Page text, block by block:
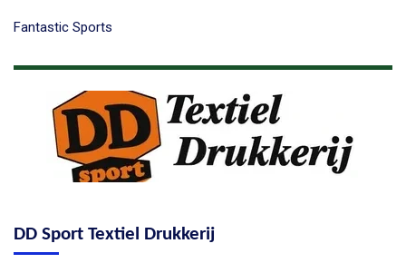
Fantastic Sports
DD Sport Textiel Drukkerij